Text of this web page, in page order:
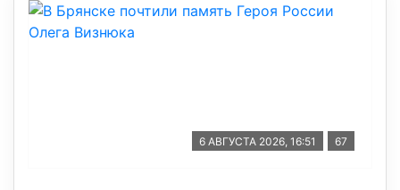
6 АВГУСТА 2026, 16:51 67